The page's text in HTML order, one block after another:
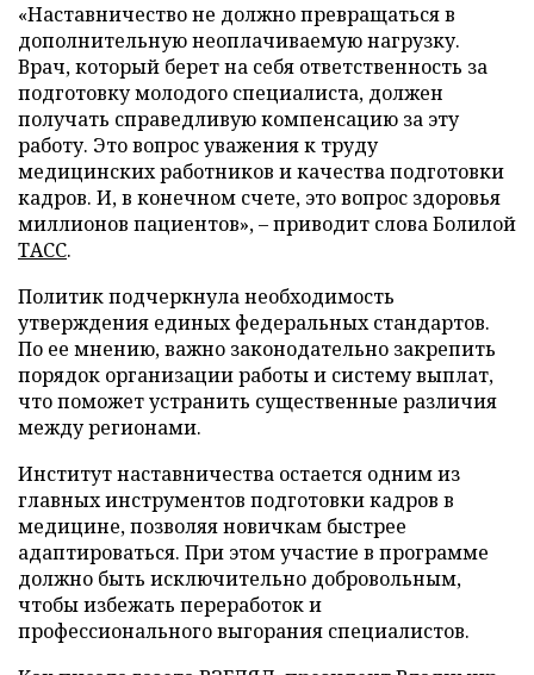
«Наставничество не должно превращаться в
дополнительную неоплачиваемую нагрузку.
Врач, который берет на себя ответственность за
подготовку молодого специалиста, должен
получать справедливую компенсацию за эту
работу. Это вопрос уважения к труду
медицинских работников и качества подготовки
кадров. И, в конечном счете, это вопрос здоровья
миллионов пациентов», – приводит слова Болилой
ТАСС.
Политик подчеркнула необходимость
утверждения единых федеральных стандартов.
По ее мнению, важно законодательно закрепить
порядок организации работы и систему выплат,
что поможет устранить существенные различия
между регионами.
Институт наставничества остается одним из
главных инструментов подготовки кадров в
медицине, позволяя новичкам быстрее
адаптироваться. При этом участие в программе
должно быть исключительно добровольным,
чтобы избежать переработок и
профессионального выгорания специалистов.